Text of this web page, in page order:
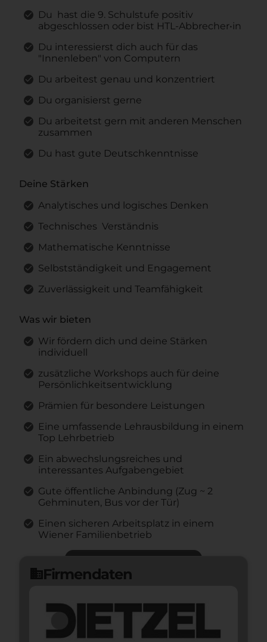
Du hast die 9. Schulstufe positiv
abgeschlossen oder bist HTL-Abbrecher•in
Du interessierst dich auch für das
"Innenleben" von Computern
Du arbeitest genau und konzentriert
Du organisierst gerne
Du arbeitetst gern mit anderen Menschen
zusammen
Du hast gute Deutschkenntnisse
Deine Stärken
Analytisches und logisches Denken
Technisches Verständnis
Mathematische Kenntnisse
Selbstständigkeit und Engagement
Zuverlässigkeit und Teamfähigkeit
Was wir bieten
Wir fördern dich und deine Stärken
individuell
zusätzliche Workshops auch für deine
Persönlichkeitsentwicklung
Prämien für besondere Leistungen
Eine umfassende Lehrausbildung in einem
Top Lehrbetrieb
Ein abwechslungsreiches und
interessantes Aufgabengebiet
Gute öffentliche Anbindung (Zug ~ 2
Gehminuten, Bus vor der Tür)
Einen sicheren Arbeitsplatz in einem
Wiener Familienbetrieb
domainFirmendaten